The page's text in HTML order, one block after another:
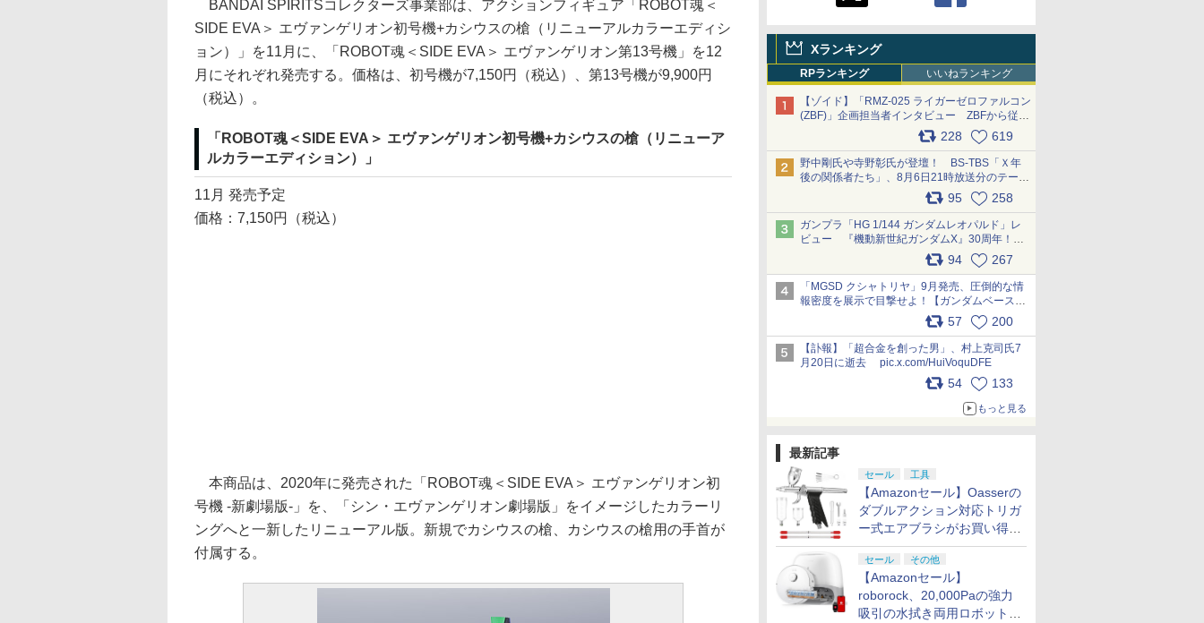
Xランキング
RPランキング いいねランキング
【ゾイド】「RMZ-025 ライガーゼロファルコン
(ZBF)」企画担当者インタビュー ZBFから従来
デザインまで再現可能なボリューム満点のキッ
ト pic.x.com/6zOqQAQKkX
228 619
野中剛氏や寺野彰氏が登壇！ BS-TBS「Ｘ年
後の関係者たち」、8月6日21時放送分のテーマ
は「超合金」！ pic.x.com/uWyt1uyuFm
95 258
ガンプラ「HG 1/144 ガンダムレオパルド」レ
ビュー 『機動新世紀ガンダムX』30周年！イ
ンナーアームガトリングの変形機構まで再現し
最新フォーマットでキット化！
pic.x.com/nszPIDTpbg
94 267
「MGSD クシャトリヤ」9月発売、圧倒的な情
報密度を展示で目撃せよ！【ガンダムベース撮
り下ろし】 pic.x.com/3rPjsfk7qZ
57 200
【訃報】「超合金を創った男」、村上克司氏7
月20日に逝去 pic.x.com/HuiVoquDFE
54 133
もっと見る
最新記事
セール 工具
【Amazonセール】Oasserの
ダブルアクション対応トリガ
ー式エアブラシがお買い得価
格で登場！
セール その他
【Amazonセール】
roborock、20,000Paの強力
吸引の水拭き両用ロボット掃
BANDAI SPIRITSコレクターズ事業部は、アクションフィギュア「ROBOT魂＜
SIDE EVA＞ エヴァンゲリオン初号機+カシウスの槍（リニューアルカラーエディシ
ョン）」を11月に、「ROBOT魂＜SIDE EVA＞ エヴァンゲリオン第13号機」を12
月にそれぞれ発売する。価格は、初号機が7,150円（税込）、第13号機が9,900円
（税込）。
「ROBOT魂＜SIDE EVA＞ エヴァンゲリオン初号機+カシウスの槍（リニューア
ルカラーエディション）」
11月 発売予定
価格：7,150円（税込）
本商品は、2020年に発売された「ROBOT魂＜SIDE EVA＞ エヴァンゲリオン初
号機 -新劇場版-」を、「シン・エヴァンゲリオン劇場版」をイメージしたカラーリ
ングへと一新したリニューアル版。新規でカシウスの槍、カシウスの槍用の手首が
付属する。